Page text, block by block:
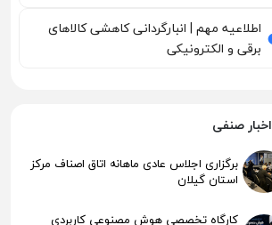
اطلاعیه مهم | انبارگردانی کاهشی کالاهای
برقی و الکترونیکی
اخبار صنفی
برگزاری اجلاس عادی ماهانه اتاق اصناف مرکز
استان گیلان
کارگاه تخصصی هوش مصنوعی کاربردی